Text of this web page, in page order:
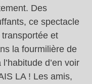
Des
ce spectacle
transportée et
la fourmilière de
d’en voir
LA ! Les amis,